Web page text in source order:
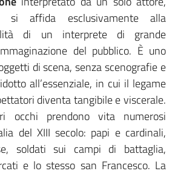
affida esclusivamente alla
di un interprete di grande
del pubblico. È uno
di scena, senza scenografie e
all’essenziale, in cui il legame
diventa tangibile e viscerale.
occhi prendono vita numerosi
del XIII secolo: papi e cardinali,
soldati sui campi di battaglia,
e lo stesso san Francesco. La